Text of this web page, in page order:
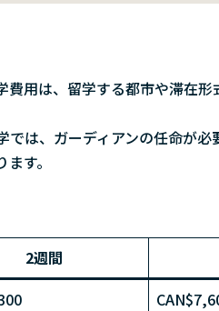
用は、留学する都市や滞在
は、ガーディアンの任命が
す。
2週間